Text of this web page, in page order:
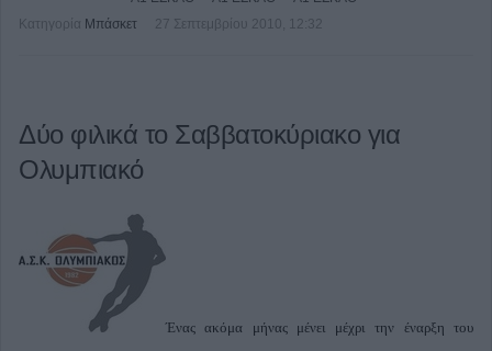
Κατηγορία Μπάσκετ 27 Σεπτεμβρίου 2010, 12:32
Δύο φιλικά το Σαββατοκύριακο για
Ολυμπιακό
Ένας ακόμα μήνας μένει μέχρι την έναρξη του